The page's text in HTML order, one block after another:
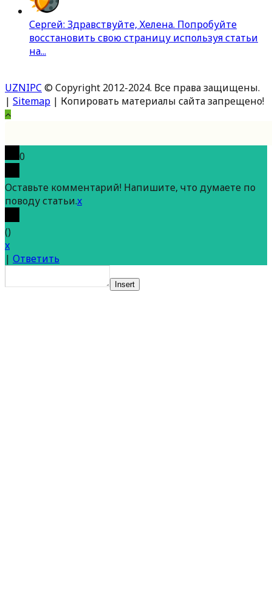
Сергей: Здравствуйте, Хелена. Попробуйте
восстановить свою страницу используя статьи
на...
UZNIPC © Copyright 2012-2024. Все права защищены.
| Sitemap | Копировать материалы сайта запрещено!
Вверх
0
Оставьте комментарий! Напишите, что думаете по
поводу статьи.x
()
x
| Ответить
Insert